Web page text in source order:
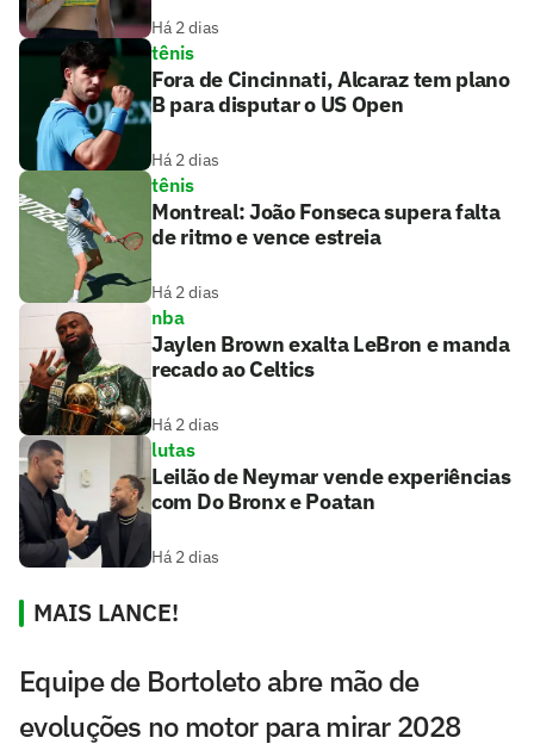
Há 2 dias
tênis
Fora de Cincinnati, Alcaraz tem plano
B para disputar o US Open
Há 2 dias
tênis
Montreal: João Fonseca supera falta
de ritmo e vence estreia
Há 2 dias
nba
Jaylen Brown exalta LeBron e manda
recado ao Celtics
Há 2 dias
lutas
Leilão de Neymar vende experiências
com Do Bronx e Poatan
Há 2 dias
MAIS LANCE!
Equipe de Bortoleto abre mão de
evoluções no motor para mirar 2028